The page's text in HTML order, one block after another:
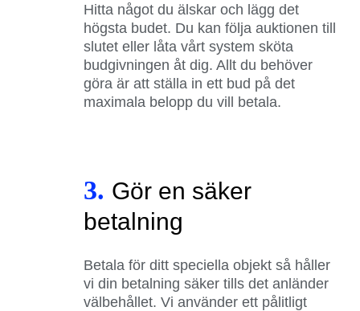
Hitta något du älskar och lägg det
högsta budet. Du kan följa auktionen till
slutet eller låta vårt system sköta
budgivningen åt dig. Allt du behöver
göra är att ställa in ett bud på det
maximala belopp du vill betala.
3. Gör en säker
betalning
Betala för ditt speciella objekt så håller
vi din betalning säker tills det anländer
välbehållet. Vi använder ett pålitligt